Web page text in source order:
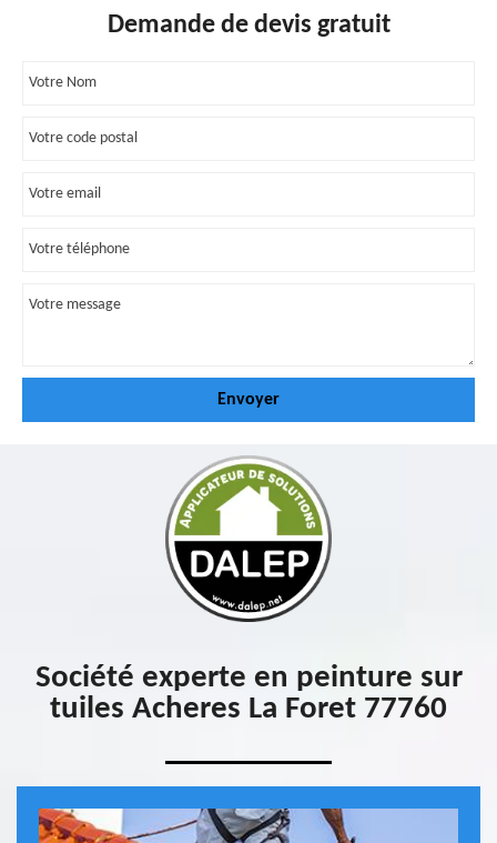
Demande de devis gratuit
Société experte en peinture sur
tuiles Acheres La Foret 77760